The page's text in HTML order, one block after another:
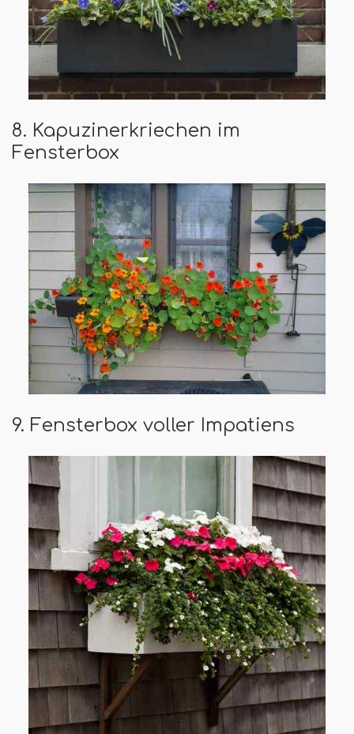
8. Kapuzinerkriechen im
Fensterbox
9. Fensterbox voller Impatiens